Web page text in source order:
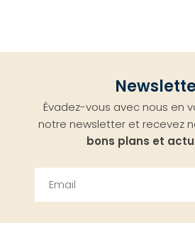
Évadez-vous avec nous en
notre newsletter et recevez
bons plans et